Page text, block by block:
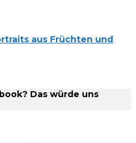
aus Früchten und
Das würde uns